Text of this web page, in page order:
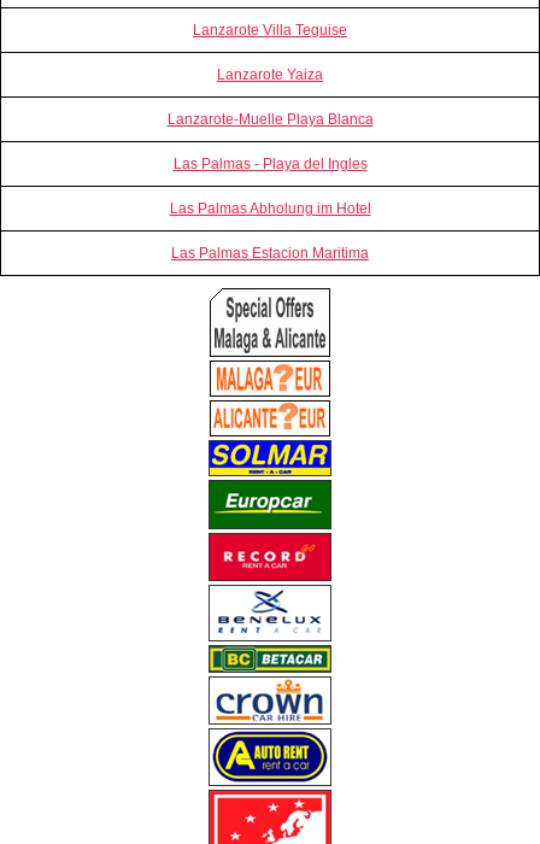
Lanzarote Villa Teguise
Lanzarote Yaiza
Lanzarote-Muelle Playa Blanca
Las Palmas - Playa del Ingles
Las Palmas Abholung im Hotel
Las Palmas Estacion Maritima